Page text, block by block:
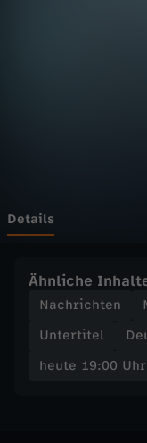
r
Z
D
Details
Ähnliche
Nachrichten
Untertitel
heute 19:00 Uhr